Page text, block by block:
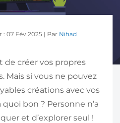
: 07 Fév 2025 | Par Nihad
de créer vos propres
Mais si vous ne pouvez
créations avec vos
bon ? Personne n’a
et d’explorer seul !